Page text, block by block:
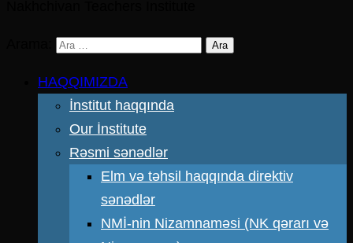
HAQQIMIZDA
İnstitut haqqında
Our İnstitute
Rəsmi sənədlər
Elm və təhsil haqqında direktiv
sənədlər
NMİ-nin Nizamnaməsi (NK qərarı və